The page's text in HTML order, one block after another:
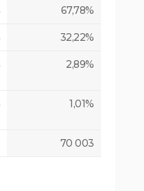
67,78%
32,22%
2,89%
1,01%
70 003